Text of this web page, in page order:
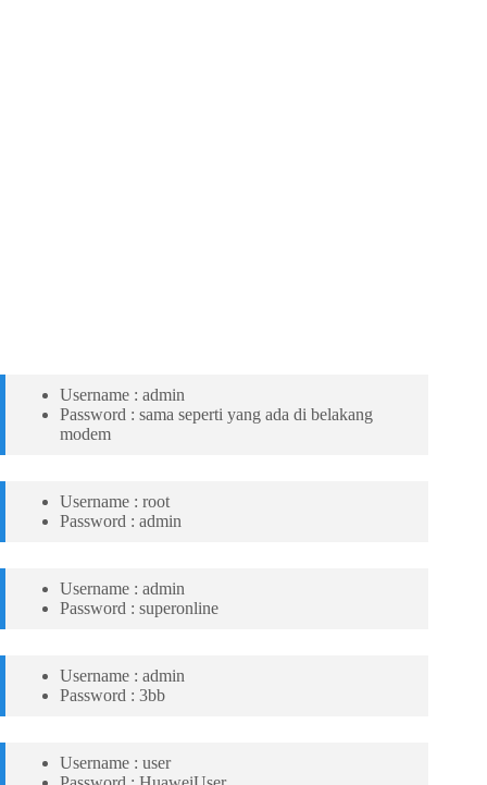
Username : admin
Password : sama seperti yang ada di belakang
modem
Username : root
Password : admin
Username : admin
Password : superonline
Username : admin
Password : 3bb
Username : user